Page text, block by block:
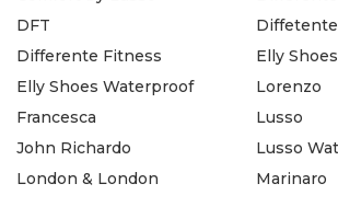
DFT
Differente Fitness
Diffetente
Elly Shoes
Elly Shoes Waterproof
Francesca
John Richardo
London & London
Lorenzo
Lusso
Lusso
Marinaro